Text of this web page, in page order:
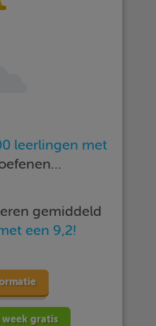
leerlingen met
gemiddeld
een 9,2!
week gratis